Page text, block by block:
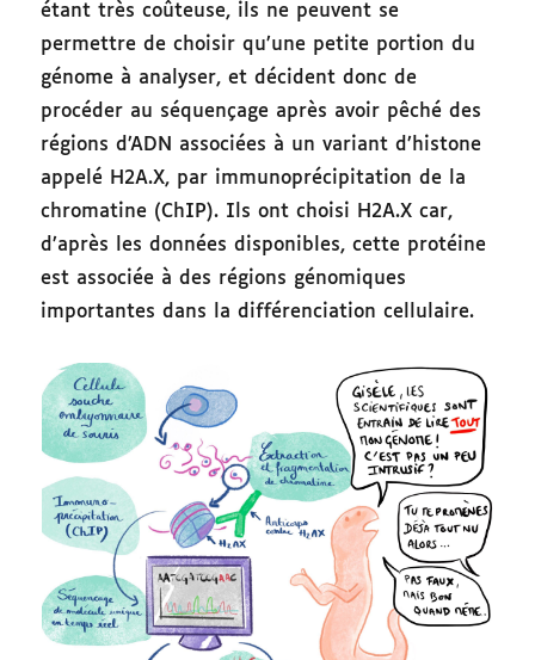
étant très coûteuse, ils ne peuvent se
permettre de choisir qu’une petite portion du
génome à analyser, et décident donc de
procéder au séquençage après avoir pêché des
régions d’ADN associées à un variant d’histone
appelé H2A.X, par immunoprécipitation de la
chromatine (ChIP). Ils ont choisi H2A.X car,
d’après les données disponibles, cette protéine
est associée à des régions génomiques
importantes dans la différenciation cellulaire.